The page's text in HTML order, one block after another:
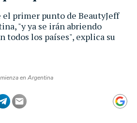
el primer punto de BeautyJeff
"y ya se irán abriendo
todos los países", explica su
en Argentina